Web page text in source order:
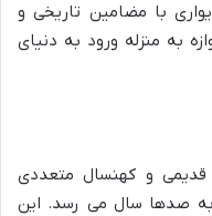
با مضامین تاریخی و
به منزله ورود به دنیای
و کهنسال متعددی
صدها سال می رسد. این